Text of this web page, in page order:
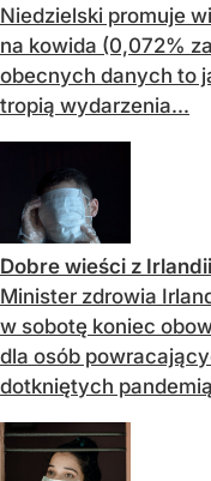
Niedzielski promuje
na kowida (0,072%
obecnych danych to
tropią wydarzenia...
Dobre wieści z
Minister zdrowia
w sobotę koniec
dla osób
dotkniętych